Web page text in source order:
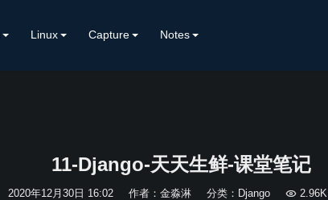
Linux Capture Notes
11-Django-天天生鲜-课堂笔记
2020年12月30日 16:02 作者：金淼淋 分类： Django 2.96K